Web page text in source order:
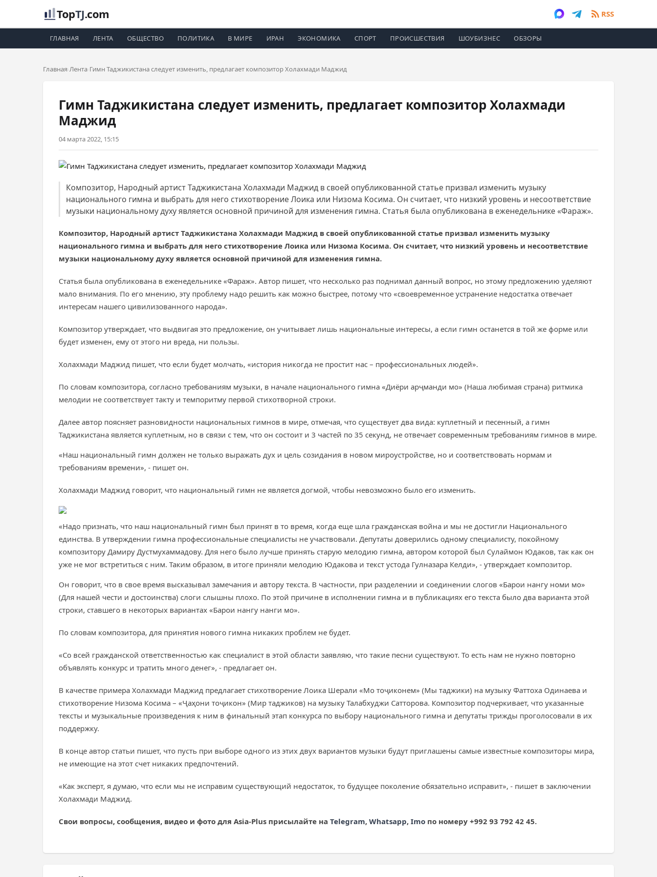
TopTJ.com RSS
ГЛАВНАЯ ЛЕНТА ОБЩЕСТВО ПОЛИТИКА В МИРЕ ИРАН ЭКОНОМИКА СПОРТ ПРОИСШЕСТВИЯ ШОУБИЗНЕС ОБЗОРЫ
Главная Лента Гимн Таджикистана следует изменить, предлагает композитор Холахмади Маджид
Гимн Таджикистана следует изменить, предлагает композитор Холахмади
Маджид
04 марта 2022, 15:15
Композитор, Народный артист Таджикистана Холахмади Маджид в своей опубликованной статье призвал изменить музыку
национального гимна и выбрать для него стихотворение Лоика или Низома Косима. Он считает, что низкий уровень и несоответствие
музыки национальному духу является основной причиной для изменения гимна. Статья была опубликована в еженедельнике «Фараж».
Композитор, Народный артист Таджикистана Холахмади Маджид в своей опубликованной статье призвал изменить музыку
национального гимна и выбрать для него стихотворение Лоика или Низома Косима. Он считает, что низкий уровень и несоответствие
музыки национальному духу является основной причиной для изменения гимна.
Статья была опубликована в еженедельнике «Фараж». Автор пишет, что несколько раз поднимал данный вопрос, но этому предложению уделяют
мало внимания. По его мнению, эту проблему надо решить как можно быстрее, потому что «своевременное устранение недостатка отвечает
интересам нашего цивилизованного народа».
Композитор утверждает, что выдвигая это предложение, он учитывает лишь национальные интересы, а если гимн останется в той же форме или
будет изменен, ему от этого ни вреда, ни пользы.
Холахмади Маджид пишет, что если будет молчать, «история никогда не простит нас – профессиональных людей».
По словам композитора, согласно требованиям музыки, в начале национального гимна «Диёри арҷманди мо» (Наша любимая страна) ритмика
мелодии не соответствует такту и темпоритму первой стихотворной строки.
Далее автор поясняет разновидности национальных гимнов в мире, отмечая, что существует два вида: куплетный и песенный, а гимн
Таджикистана является куплетным, но в связи с тем, что он состоит и 3 частей по 35 секунд, не отвечает современным требованиям гимнов в мире.
«Наш национальный гимн должен не только выражать дух и цель созидания в новом мироустройстве, но и соответствовать нормам и
требованиям времени», - пишет он.
Холахмади Маджид говорит, что национальный гимн не является догмой, чтобы невозможно было его изменить.
«Надо признать, что наш национальный гимн был принят в то время, когда еще шла гражданская война и мы не достигли Национального
единства. В утверждении гимна профессиональные специалисты не участвовали. Депутаты доверились одному специалисту, покойному
композитору Дамиру Дустмухаммадову. Для него было лучше принять старую мелодию гимна, автором которой был Сулаймон Юдаков, так как он
уже не мог встретиться с ним. Таким образом, в итоге приняли мелодию Юдакова и текст устода Гулназара Келди», - утверждает композитор.
Он говорит, что в свое время высказывал замечания и автору текста. В частности, при разделении и соединении слогов «Барои нангу номи мо»
(Для нашей чести и достоинства) слоги слышны плохо. По этой причине в исполнении гимна и в публикациях его текста было два варианта этой
строки, ставшего в некоторых вариантах «Барои нангу нанги мо».
По словам композитора, для принятия нового гимна никаких проблем не будет.
«Со всей гражданской ответственностью как специалист в этой области заявляю, что такие песни существуют. То есть нам не нужно повторно
объявлять конкурс и тратить много денег», - предлагает он.
В качестве примера Холахмади Маджид предлагает стихотворение Лоика Шерали «Мо тоҷиконем» (Мы таджики) на музыку Фаттоха Одинаева и
стихотворение Низома Косима – «Ҷаҳони тоҷикон» (Мир таджиков) на музыку Талабхуджи Сатторова. Композитор подчеркивает, что указанные
тексты и музыкальные произведения к ним в финальный этап конкурса по выбору национального гимна и депутаты трижды проголосовали в их
поддержку.
В конце автор статьи пишет, что пусть при выборе одного из этих двух вариантов музыки будут приглашены самые известные композиторы мира,
не имеющие на этот счет никаких предпочтений.
«Как эксперт, я думаю, что если мы не исправим существующий недостаток, то будущее поколение обязательно исправит», - пишет в заключении
Холахмади Маджид.
Свои вопросы, сообщения, видео и фото для Asia-Plus присылайте на Telegram, Whatsapp, Imo по номеру +992 93 792 42 45.